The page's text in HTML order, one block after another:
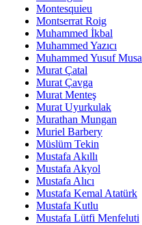
Montesquieu
Montserrat Roig
Muhammed İkbal
Muhammed Yazıcı
Muhammed Yusuf Musa
Murat Çatal
Murat Çavga
Murat Menteş
Murat Uyurkulak
Murathan Mungan
Muriel Barbery
Müslüm Tekin
Mustafa Akıllı
Mustafa Akyol
Mustafa Alıcı
Mustafa Kemal Atatürk
Mustafa Kutlu
Mustafa Lütfi Menfeluti